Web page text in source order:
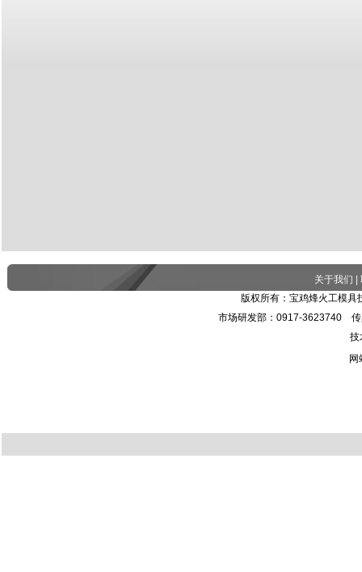
关于我们
版权所有：宝鸡烽火工模具
市场研发部：0917-3623740
技
网